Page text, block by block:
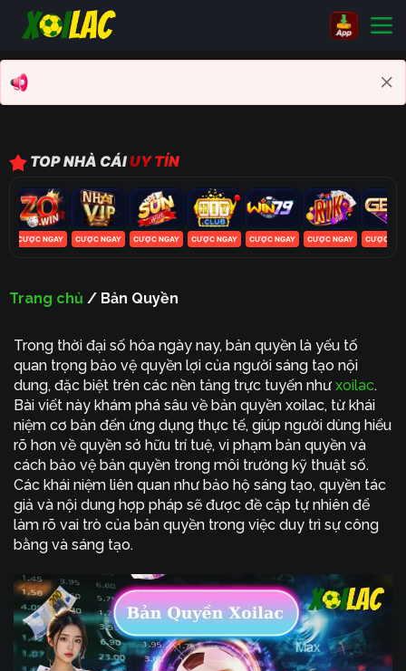
qua
nội
dung
TOP NHÀ CÁIUY TÍN
CƯỢC NGAY CƯỢC NGAY CƯỢC NGAY CƯỢC NGAY CƯỢC NGAY CƯỢC NGAY CƯỢC
Trang chủ/ Bản Quyền
Trong thời đại số hóa ngày nay, bản quyền là yếu tố
quan trọng bảo vệ quyền lợi của người sáng tạo nội
dung, đặc biệt trên các nền tảng trực tuyến như xoilac.
Bài viết này khám phá sâu về bản quyền xoilac, từ khái
niệm cơ bản đến ứng dụng thực tế, giúp người dùng hiểu
rõ hơn về quyền sở hữu trí tuệ, vi phạm bản quyền và
cách bảo vệ bản quyền trong môi trường kỹ thuật số.
Các khái niệm liên quan như bảo hộ sáng tạo, quyền tác
giả và nội dung hợp pháp sẽ được đề cập tự nhiên để
làm rõ vai trò của bản quyền trong việc duy trì sự công
bằng và sáng tạo.